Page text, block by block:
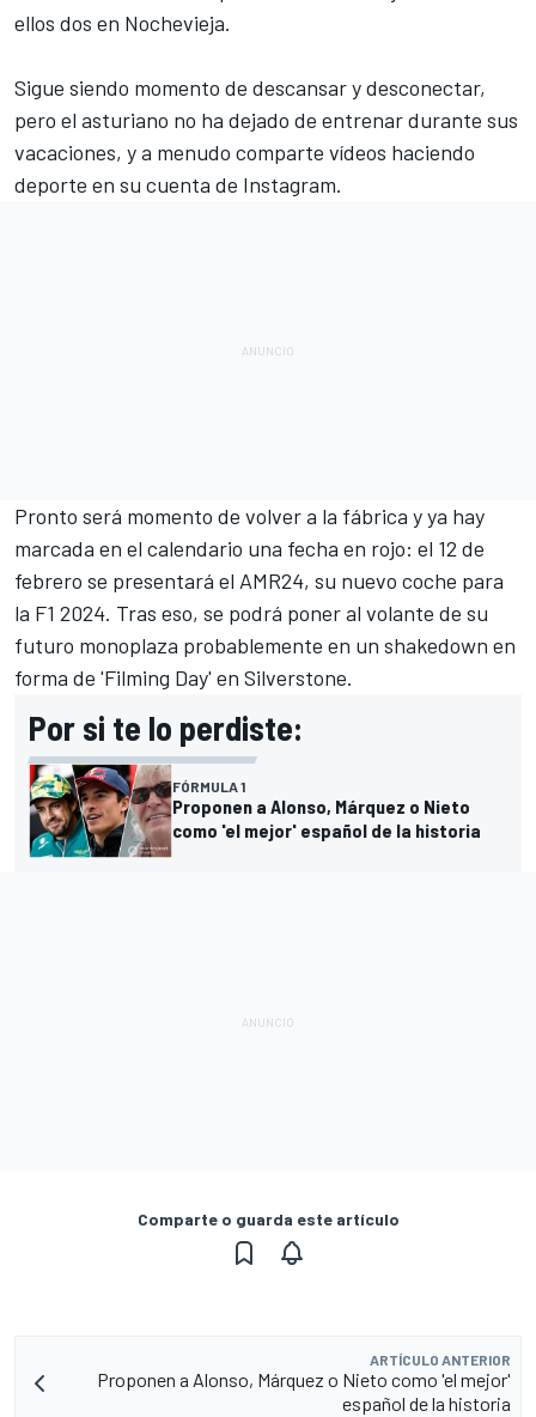
ellos dos en Nochevieja.
Sigue siendo momento de descansar y desconectar,
pero el asturiano no ha dejado de entrenar durante sus
vacaciones, y a menudo comparte vídeos haciendo
deporte en su cuenta de Instagram.
Pronto será momento de volver a la fábrica y ya hay
marcada en el calendario una fecha en rojo: el 12 de
febrero se presentará el AMR24, su nuevo coche para
la F1 2024. Tras eso, se podrá poner al volante de su
futuro monoplaza probablemente en un shakedown en
forma de 'Filming Day' en Silverstone.
Por si te lo perdiste:
FÓRMULA 1
Proponen a Alonso, Márquez o Nieto
como 'el mejor' español de la historia
Comparte o guarda este artículo
ARTÍCULO ANTERIOR
Proponen a Alonso, Márquez o Nieto como 'el mejor'
español de la historia